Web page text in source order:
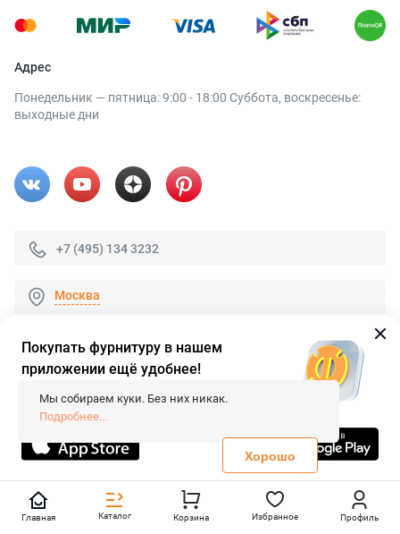
Адрес
Понедельник — пятница: 9:00 - 18:00 Суббота, воскресенье:
выходные дни
+7 (495) 134 3232
Москва
© 2026 «FieraShop.ru»
Сопровождение сайта
- Вебформат.
Все права защищены.
Не является публичной офертой
Политика конфиденциальности
Главная Каталог Корзина Избранное Профиль
Покупать фурнитуру в нашем
приложении ещё удобнее!
Мы собираем куки. Без них никак.
Подробнее...
Хорошо